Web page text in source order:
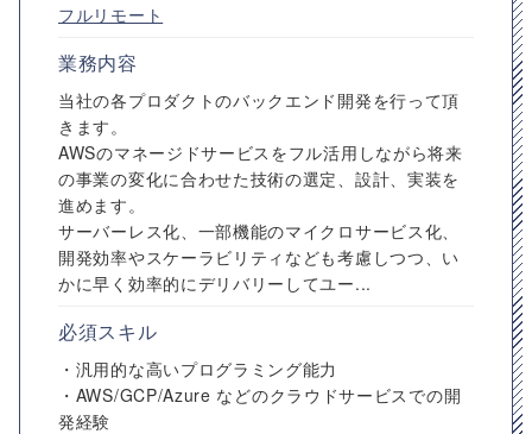
フルリモート
業務内容
当社の各プロダクトのバックエンド開発を行って頂
きます。
AWSのマネージドサービスをフル活用しながら将来
の事業の変化に合わせた技術の選定、設計、実装を
進めます。
サーバーレス化、一部機能のマイクロサービス化、
開発効率やスケーラビリティなども考慮しつつ、い
かに早く効率的にデリバリーしてユー...
必須スキル
・汎用的な高いプログラミング能力
・AWS/GCP/Azure などのクラウドサービスでの開
発経験